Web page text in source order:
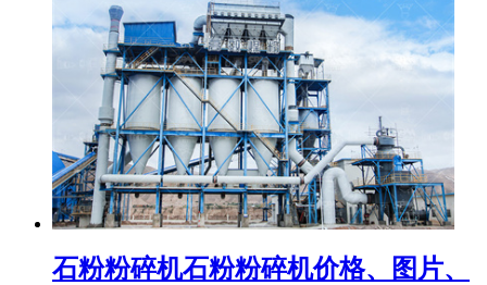
石粉粉碎机石粉粉碎机价格、图片、